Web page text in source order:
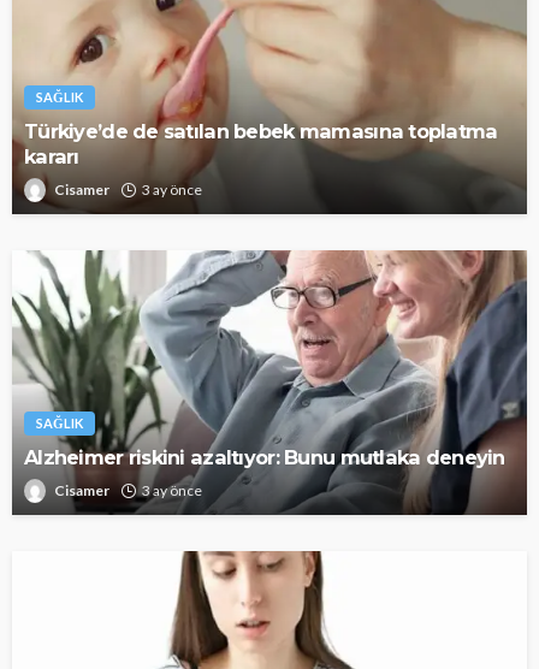
SAĞLIK
Türkiye’de de satılan bebek mamasına toplatma
kararı
Cisamer 3 ay önce
SAĞLIK
Alzheimer riskini azaltıyor: Bunu mutlaka deneyin
Cisamer 3 ay önce